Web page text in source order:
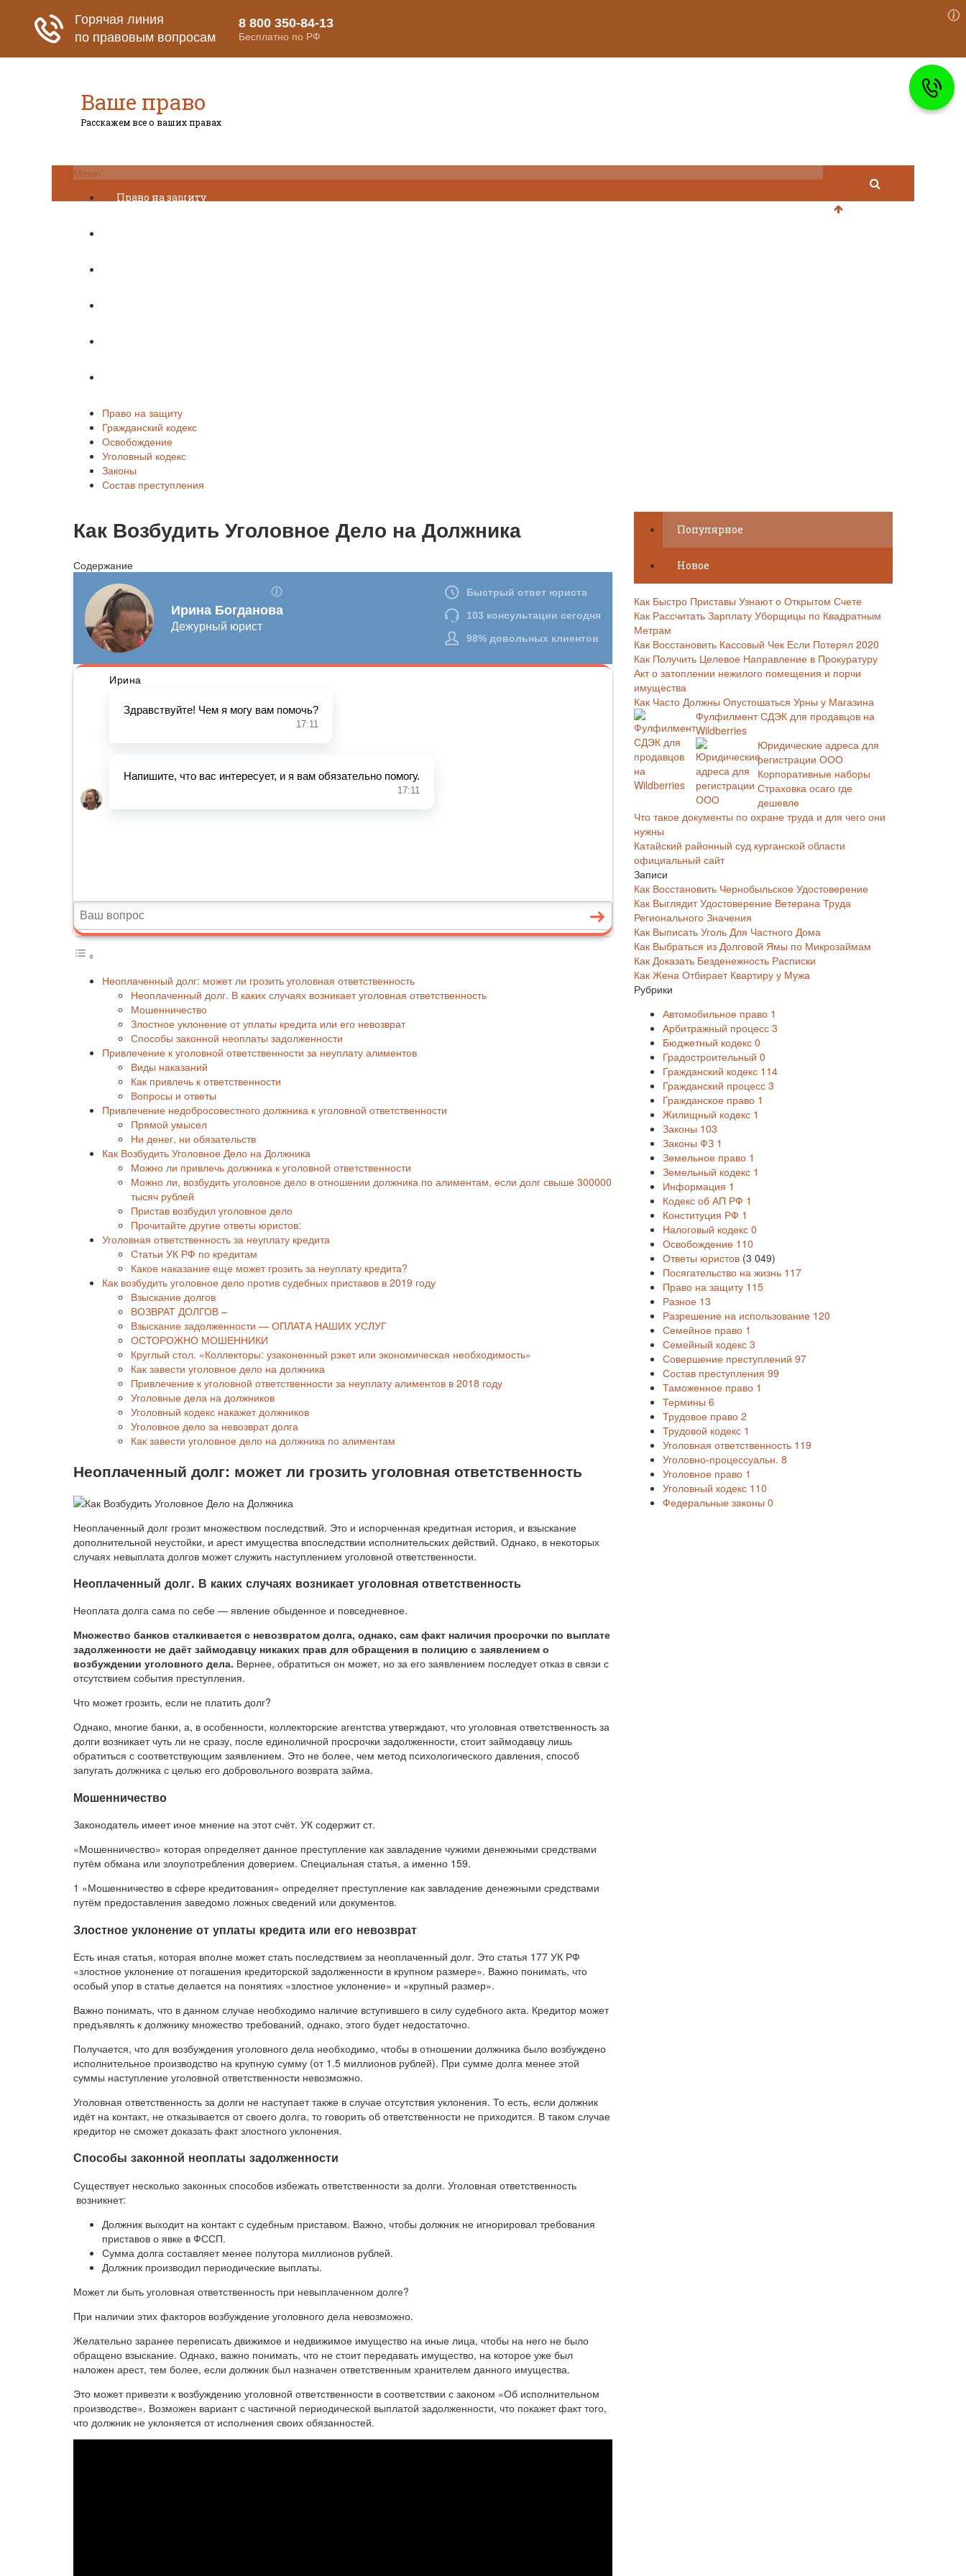
Ваше право
Расскажем все о ваших правах
Меню
Право на защиту
Право на защиту
Гражданский кодекс
Освобождение
Уголовный кодекс
Законы
Состав преступления
Как Возбудить Уголовное Дело на Должника
Содержание
Неоплаченный долг: может ли грозить уголовная ответственность
Неоплаченный долг. В каких случаях возникает уголовная ответственность
Мошенничество
Злостное уклонение от уплаты кредита или его невозврат
Способы законной неоплаты задолженности
Привлечение к уголовной ответственности за неуплату алиментов
Виды наказаний
Как привлечь к ответственности
Вопросы и ответы
Привлечение недобросовестного должника к уголовной ответственности
Прямой умысел
Ни денег, ни обязательств
Как Возбудить Уголовное Дело на Должника
Можно ли привлечь должника к уголовной ответственности
Можно ли, возбудить уголовное дело в отношении должника по алиментам, если долг свыше 300000
тысяч рублей
Пристав возбудил уголовное дело
Прочитайте другие ответы юристов:
Уголовная ответственность за неуплату кредита
Статьи УК РФ по кредитам
Какое наказание еще может грозить за неуплату кредита?
Как возбудить уголовное дело против судебных приставов в 2019 году
Взыскание долгов
ВОЗВРАТ ДОЛГОВ –
Взыскание задолженности — ОПЛАТА НАШИХ УСЛУГ
ОСТОРОЖНО МОШЕННИКИ
Круглый стол. «Коллекторы: узаконенный рэкет или экономическая необходимость»
Как завести уголовное дело на должника
Привлечение к уголовной ответственности за неуплату алиментов в 2018 году
Уголовные дела на должников
Уголовный кодекс накажет должников
Уголовное дело за невозврат долга
Как завести уголовное дело на должника по алиментам
Неоплаченный долг: может ли грозить уголовная ответственность
Неоплаченный долг грозит множеством последствий. Это и испорченная кредитная история, и взыскание
дополнительной неустойки, и арест имущества впоследствии исполнительских действий. Однако, в некоторых
случаях невыплата долгов может служить наступлением уголовной ответственности.
Неоплаченный долг. В каких случаях возникает уголовная ответственность
Неоплата долга сама по себе — явление обыденное и повседневное.
Множество банков сталкивается с невозвратом долга, однако, сам факт наличия просрочки по выплате
задолженности не даёт займодавцу никаких прав для обращения в полицию с заявлением о
возбуждении уголовного дела. Вернее, обратиться он может, но за его заявлением последует отказ в связи с
отсутствием события преступления.
Что может грозить, если не платить долг?
Однако, многие банки, а, в особенности, коллекторские агентства утверждают, что уголовная ответственность за
долги возникает чуть ли не сразу, после единоличной просрочки задолженности, стоит займодавцу лишь
обратиться с соответствующим заявлением. Это не более, чем метод психологического давления, способ
запугать должника с целью его добровольного возврата займа.
Мошенничество
Законодатель имеет иное мнение на этот счёт. УК содержит ст.
«Мошенничество» которая определяет данное преступление как завладение чужими денежными средствами
путём обмана или злоупотребления доверием. Специальная статья, а именно 159.
1 «Мошенничество в сфере кредитования» определяет преступление как завладение денежными средствами
путём предоставления заведомо ложных сведений или документов.
Злостное уклонение от уплаты кредита или его невозврат
Есть иная статья, которая вполне может стать последствием за неоплаченный долг. Это статья 177 УК РФ
«злостное уклонение от погашения кредиторской задолженности в крупном размере». Важно понимать, что
особый упор в статье делается на понятиях «злостное уклонение» и «крупный размер».
Важно понимать, что в данном случае необходимо наличие вступившего в силу судебного акта. Кредитор может
предъявлять к должнику множество требований, однако, этого будет недостаточно.
Получается, что для возбуждения уголовного дела необходимо, чтобы в отношении должника было возбуждено
исполнительное производство на крупную сумму (от 1.5 миллионов рублей). При сумме долга менее этой
суммы наступление уголовной ответственности невозможно.
Уголовная ответственность за долги не наступает также в случае отсутствия уклонения. То есть, если должник
идёт на контакт, не отказывается от своего долга, то говорить об ответственности не приходится. В таком случае
кредитор не сможет доказать факт злостного уклонения.
Способы законной неоплаты задолженности
Существует несколько законных способов избежать ответственности за долги. Уголовная ответственность
возникнет:
Должник выходит на контакт с судебным приставом. Важно, чтобы должник не игнорировал требования
приставов о явке в ФССП.
Сумма долга составляет менее полутора миллионов рублей.
Должник производил периодические выплаты.
Может ли быть уголовная ответственность при невыплаченном долге?
При наличии этих факторов возбуждение уголовного дела невозможно.
Желательно заранее переписать движимое и недвижимое имущество на иные лица, чтобы на него не было
обращено взыскание. Однако, важно понимать, что не стоит передавать имущество, на которое уже был
наложен арест, тем более, если должник был назначен ответственным хранителем данного имущества.
Это может привезти к возбуждению уголовной ответственности в соответствии с законом «Об исполнительном
производстве». Возможен вариант с частичной периодической выплатой задолженности, что покажет факт того,
что должник не уклоняется от исполнения своих обязанностей.
Популярное
Новое
Как Быстро Приставы Узнают о Открытом Счете
Как Рассчитать Зарплату Уборщицы по Квадратным
Метрам
Как Восстановить Кассовый Чек Если Потерял 2020
Как Получить Целевое Направление в Прокуратуру
Акт о затоплении нежилого помещения и порчи
имущества
Как Часто Должны Опустошаться Урны у Магазина
Фулфилмент СДЭК для продавцов на
Wildberries
Юридические адреса для
регистрации ООО
Корпоративные наборы
Страховка осаго где
дешевле
Что такое документы по охране труда и для чего они
нужны
Катайский районный суд курганской области
официальный сайт
Записи
Как Восстановить Чернобыльское Удостоверение
Как Выглядит Удостоверение Ветерана Труда
Регионального Значения
Как Выписать Уголь Для Частного Дома
Как Выбраться из Долговой Ямы по Микрозаймам
Как Доказать Безденежность Расписки
Как Жена Отбирает Квартиру у Мужа
Рубрики
Автомобильное право 1
Арбитражный процесс 3
Бюджетный кодекс 0
Градостроительный 0
Гражданский кодекс 114
Гражданский процесс 3
Гражданское право 1
Жилищный кодекс 1
Законы 103
Законы ФЗ 1
Земельное право 1
Земельный кодекс 1
Информация 1
Кодекс об АП РФ 1
Конституция РФ 1
Налоговый кодекс 0
Освобождение 110
Ответы юристов (3 049)
Посягательство на жизнь 117
Право на защиту 115
Разное 13
Разрешение на использование 120
Семейное право 1
Семейный кодекс 3
Совершение преступлений 97
Состав преступления 99
Таможенное право 1
Термины 6
Трудовое право 2
Трудовой кодекс 1
Уголовная ответственность 119
Уголовно-процессуальн. 8
Уголовное право 1
Уголовный кодекс 110
Федеральные законы 0